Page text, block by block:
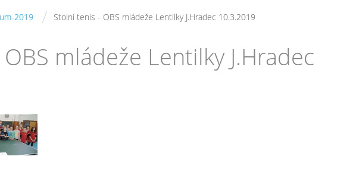
2019 / Stolní tenis - OBS mládeže Lentilky J.Hradec 10.3.2019
mládeže Lentilky J.Hradec